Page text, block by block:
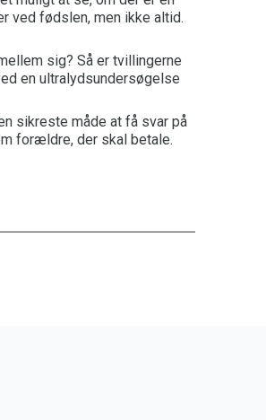
ved fødslen, men ikke altid.
sig? Så er tvillingerne
en ultralydsundersøgelse
sikreste måde at få svar på
forældre, der skal betale.